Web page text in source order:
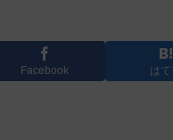
Facebook はて